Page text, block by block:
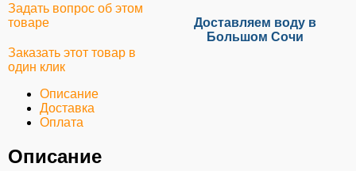
Задать вопрос об этом
товаре
Заказать этот товар в
один клик
Доставляем воду в
Большом Сочи
Описание
Доставка
Оплата
Описание